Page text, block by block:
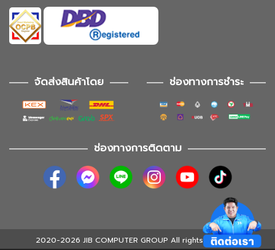
จัดส่งสินค้าโดย ช่องทางการชำระ
ช่องทางการติดตาม
2020-2026 JIB COMPUTER GROUP All rights reserved